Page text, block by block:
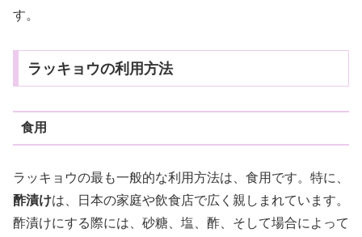
す。
ラッキョウの利用方法
食用
ラッキョウの最も一般的な利用方法は、食用です。特に、
酢漬けは、日本の家庭や飲食店で広く親しまれています。
酢漬けにする際には、砂糖、塩、酢、そして場合によって